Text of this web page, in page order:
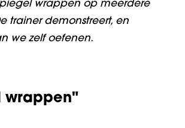
wrappen op meerdere
trainer demonstreert, en
we zelf oefenen.
wrappen"